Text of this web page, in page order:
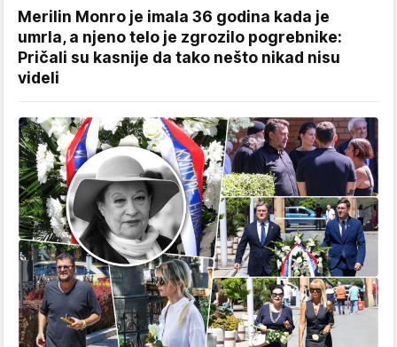
Merilin Monro je imala 36 godina kada je
umrla, a njeno telo je zgrozilo pogrebnike:
Pričali su kasnije da tako nešto nikad nisu
videli